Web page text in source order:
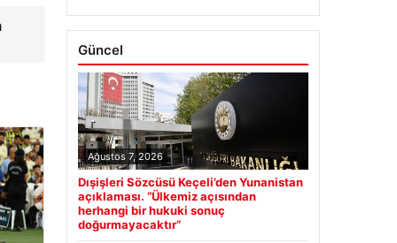
Güncel
Ağustos 7, 2026
Dışişleri Sözcüsü Keçeli’den Yunanistan
açıklaması. “Ülkemiz açısından
herhangi bir hukuki sonuç
doğurmayacaktır”